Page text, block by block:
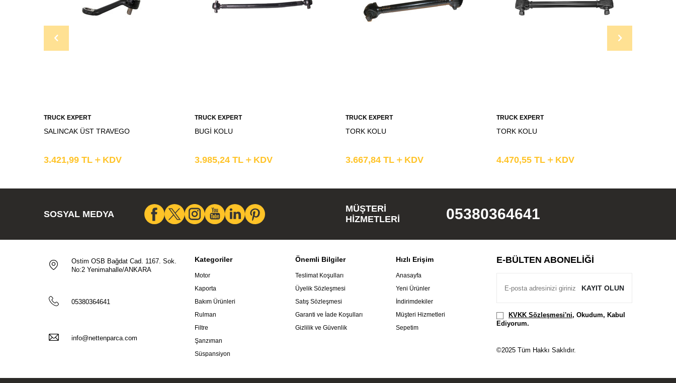
TRUCK EXPERT
SALINCAK ÜST TRAVEGO
3.421,99 TL KDV
TRUCK EXPERT
BUGİ KOLU
3.985,24 TL KDV
TRUCK EXPERT
TORK KOLU
3.667,84 TL KDV
TRUCK EXPERT
TORK KOLU
4.470,55 TL KDV
SOSYAL MEDYA
MÜŞTERI
HIZMETLERI
05380364641
Ostim OSB Bağdat Cad. 1167. Sok.
No:2 Yenimahalle/ANKARA
05380364641
info@nettenparca.com
Kategoriler
Motor
Kaporta
Bakım Ürünleri
Rulman
Filtre
Şanzıman
Süspansiyon
Önemli Bilgiler
Teslimat Koşulları
Üyelik Sözleşmesi
Satış Sözleşmesi
Garanti ve İade Koşulları
Gizlilik ve Güvenlik
Hızlı Erişim
Anasayfa
Yeni Ürünler
İndirimdekiler
Müşteri Hizmetleri
Sepetim
E-BÜLTEN ABONELIĞI
KAYIT OLUN
KVKK Sözleşmesi'ni, Okudum, Kabul
Ediyorum.
©2025 Tüm Hakkı Saklıdır.